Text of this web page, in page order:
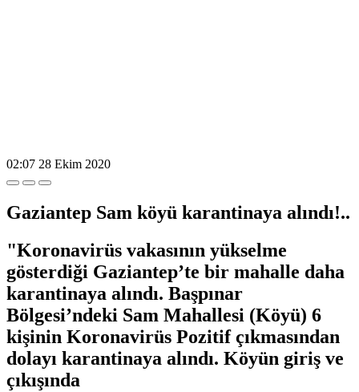
02:07 28 Ekim 2020
Gaziantep Sam köyü karantinaya alındı!..
"Koronavirüs vakasının yükselme
gösterdiği Gaziantep’te bir mahalle daha
karantinaya alındı. Başpınar
Bölgesi’ndeki Sam Mahallesi (Köyü) 6
kişinin Koronavirüs Pozitif çıkmasından
dolayı karantinaya alındı. Köyün giriş ve
çıkışında